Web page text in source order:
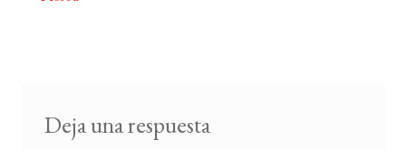
Deja una respuesta